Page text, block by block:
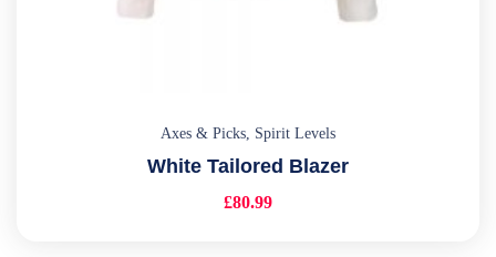
Axes & Picks, Spirit Levels
White Tailored Blazer
£80.99